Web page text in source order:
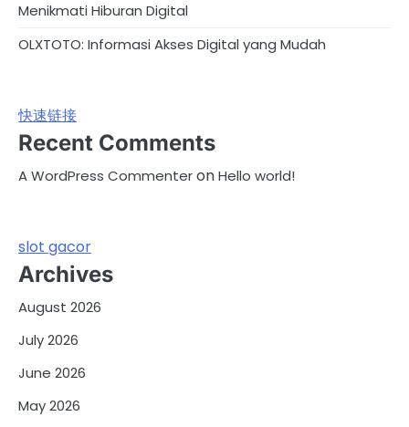
Menikmati Hiburan Digital
OLXTOTO: Informasi Akses Digital yang Mudah
快速链接
Recent Comments
A WordPress CommenteronHello world!
slot gacor
Archives
August 2026
July 2026
June 2026
May 2026